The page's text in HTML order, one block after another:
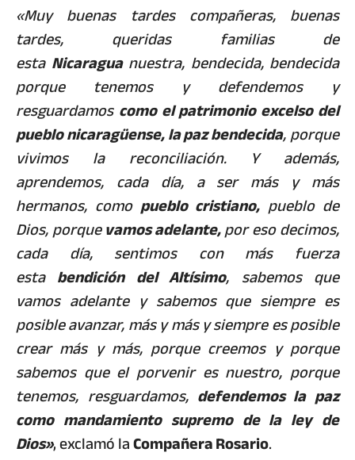
«Muy buenas tardes compañeras, buenas
tardes, queridas familias de
esta Nicaraguanuestra, bendecida, bendecida
porque tenemos y defendemos y
resguardamoscomo el patrimonio excelso del
pueblo nicaragüense, la paz bendecida, porque
vivimos la reconciliación. Y además,
aprendemos, cada día, a ser más y más
hermanos, como pueblo cristiano, pueblo de
Dios, porquevamos adelante,por eso decimos,
cada día, sentimos con más fuerza
esta bendición del Altísimo, sabemos que
vamos adelante y sabemos que siempre es
posible avanzar, más y más y siempre es posible
crear más y más, porque creemos y porque
sabemos que el porvenir es nuestro, porque
tenemos, resguardamos,defendemos la paz
como mandamiento supremo de la ley de
Dios», exclamó laCompañera Rosario.